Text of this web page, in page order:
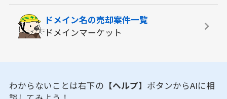
ドメイン名の売却案件一覧
ドメインマーケット
わからないことは右下の 【ヘルプ】 ボタンからAIに相